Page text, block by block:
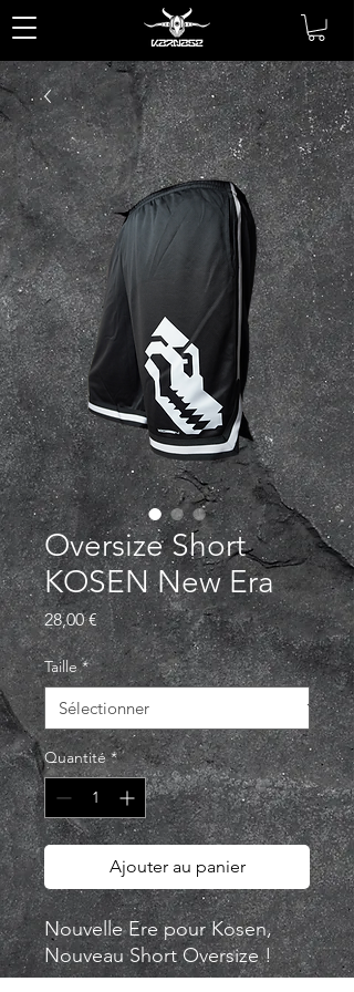
Oversize Short
KOSEN New Era
28,00 €Prix
Taille *
Quantité *
Ajouter au panier
Nouvelle Ere pour Kosen,
Nouveau Short Oversize !